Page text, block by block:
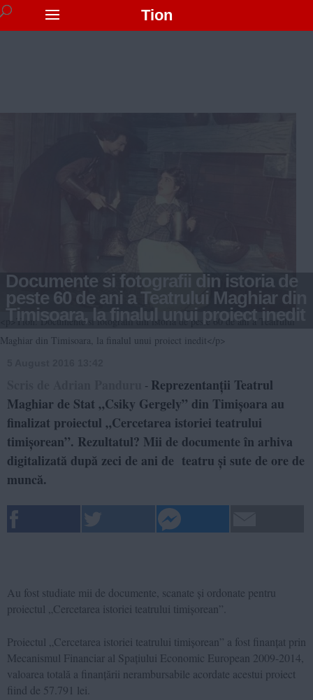
Tion
Documente si fotografii din istoria de
peste 60 de ani a Teatrului Maghiar din
Timisoara, la finalul unui proiect inedit
<p>Tion: Documente si fotografii din istoria de peste 60 de ani a Teatrului
Maghiar din Timisoara, la finalul unui proiect inedit</p>
- Reprezentanții Teatrul
Maghiar de Stat „Csiky Gergely” din Timișoara au
finalizat proiectul „Cercetarea istoriei teatrului
timișorean”. Rezultatul? Mii de documente în arhiva
digitalizată după zeci de ani de teatru și sute de ore de
muncă.
Au fost studiate mii de documente, scanate și ordonate pentru
proiectul „Cercetarea istoriei teatrului timișorean”.
Proiectul „Cercetarea istoriei teatrului timișorean” a fost finanțat prin
Mecanismul Financiar al Spațiului Economic European 2009-2014,
valoarea totală a finanțării nerambursabile acordate acestui proiect
fiind de 57.791 lei.